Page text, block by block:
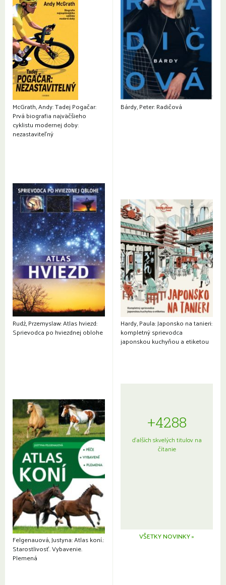
McGrath, Andy: Tadej Pogačar:
Prvá biografia najväčšieho
cyklistu modernej doby:
nezastaviteľný
Bárdy, Peter: Radičová
Rudź, Przemyslaw: Atlas hviezd:
Sprievodca po hviezdnej oblohe
Hardy, Paula: Japonsko na tanieri:
kompletný sprievodca
japonskou kuchyňou a etiketou
Felgenauová, Justyna: Atlas koní.:
Starostlivosť. Vybavenie.
Plemená
+4288
ďalších skvelých titulov na
čítanie
VŠETKY NOVINKY »